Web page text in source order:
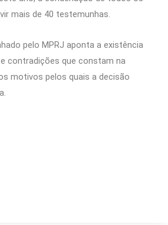
mais de 40 testemunhas.
pelo MPRJ aponta a existência
contradições que constam na
motivos pelos quais a decisão